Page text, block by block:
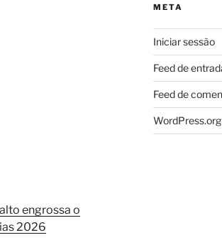
engrossa o
2026
META
Iniciar sessão
Feed de
Feed de
WordPress.org